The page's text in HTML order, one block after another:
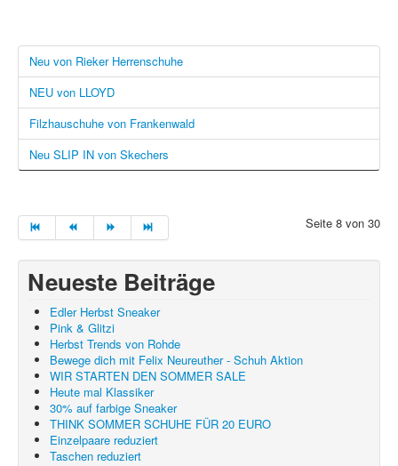
Neu von Rieker Herrenschuhe
NEU von LLOYD
Filzhauschuhe von Frankenwald
Neu SLIP IN von Skechers
Seite 8 von 30
Neueste Beiträge
Edler Herbst Sneaker
Pink & Glitzi
Herbst Trends von Rohde
Bewege dich mit Felix Neureuther - Schuh Aktion
WIR STARTEN DEN SOMMER SALE
Heute mal Klassiker
30% auf farbige Sneaker
THINK SOMMER SCHUHE FÜR 20 EURO
Einzelpaare reduziert
Taschen reduziert